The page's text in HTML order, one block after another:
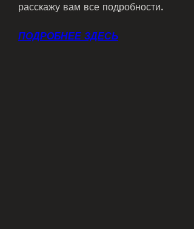
расскажу вам все подробности.
ПОДРОБНЕЕ ЗДЕСЬ